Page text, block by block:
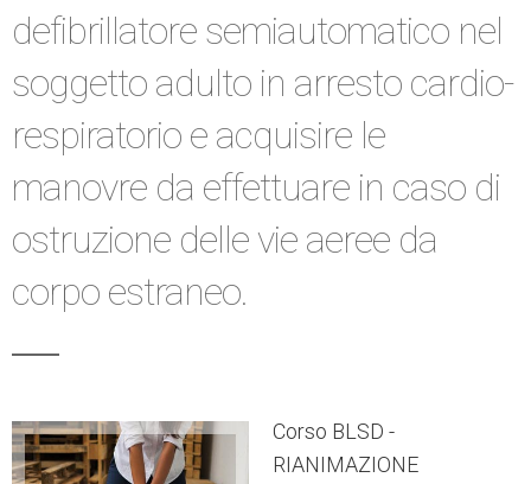
defibrillatore semiautomatico nel
soggetto adulto in arresto cardio-
respiratorio e acquisire le
manovre da effettuare in caso di
ostruzione delle vie aeree da
corpo estraneo.
Corso BLSD -
RIANIMAZIONE